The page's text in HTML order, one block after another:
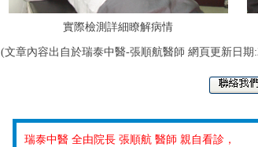
實際檢測詳細瞭解病情
(文章內容出自於瑞泰中醫-張順航醫師 網頁更新日期
瑞泰中醫 全由院長 張順航 醫師 親自看診，